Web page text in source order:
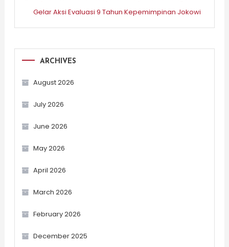
Gelar Aksi Evaluasi 9 Tahun Kepemimpinan Jokowi
ARCHIVES
August 2026
July 2026
June 2026
May 2026
April 2026
March 2026
February 2026
December 2025